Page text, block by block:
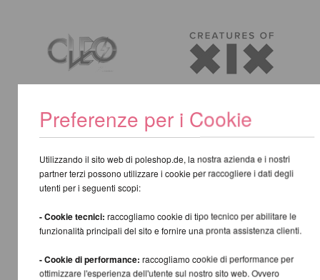
Preferenze per i Cookie
Utilizzando il sito web di poleshop.de, la nostra azienda e i nostri
partner terzi possono utilizzare i cookie per raccogliere i dati degli
utenti per i seguenti scopi:
- Cookie tecnici: raccogliamo cookie di tipo tecnico per abilitare le
funzionalità principali del sito e fornire una pronta assistenza clienti.
- Cookie di performance: raccogliamo cookie di performance per
ottimizzare l'esperienza dell'utente sul nostro sito web. Ovvero